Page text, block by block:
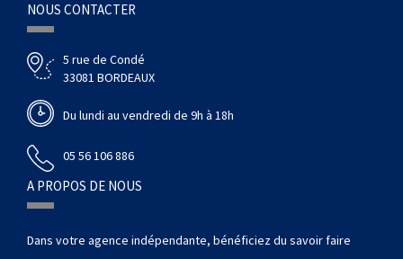
NOUS CONTACTER
5 rue de Condé
33081 BORDEAUX
Du lundi au vendredi de 9h à 18h
05 56 106 886
A PROPOS DE NOUS
Dans votre agence indépendante, bénéficiez du savoir faire